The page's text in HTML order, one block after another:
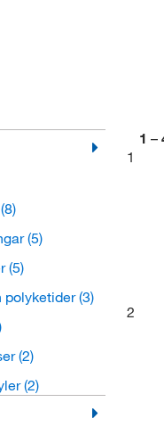
(8)
(5)
(5)
polyketider(3)
(2)
(2)
1 –
1
2